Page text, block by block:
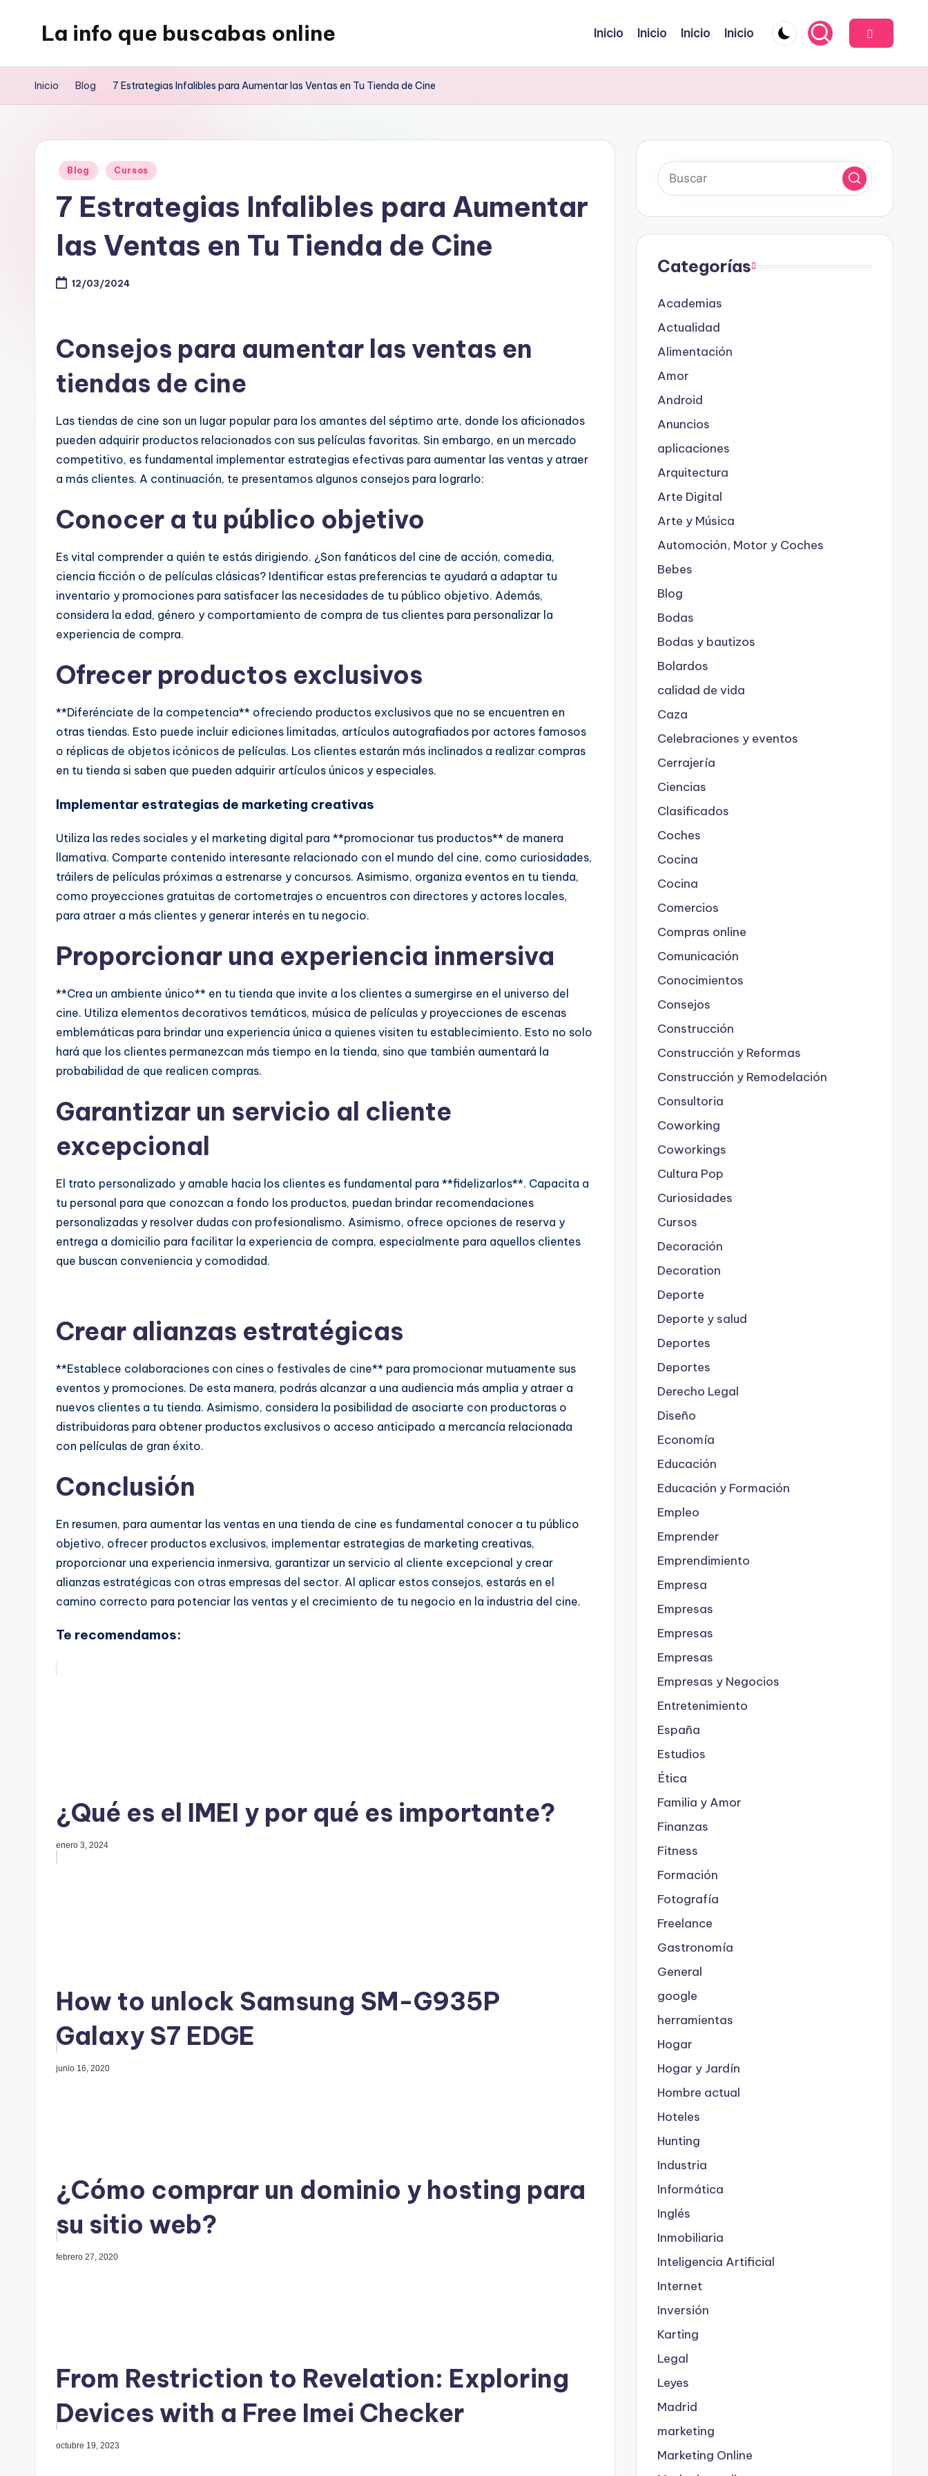
La info que buscabas online
blog
y
entretenerte
leyendo
Inicio Inicio Inicio Inicio
Inicio Blog 7 Estrategias Infalibles para Aumentar las Ventas en Tu Tienda de Cine
Publicado
Blog Cursos
7 Estrategias Infalibles para Aumentar
las Ventas en Tu Tienda de Cine
12/03/2024
Consejos para aumentar las ventas en
tiendas de cine
Las tiendas de cine son un lugar popular para los amantes del séptimo arte, donde los aficionados
pueden adquirir productos relacionados con sus películas favoritas. Sin embargo, en un mercado
competitivo, es fundamental implementar estrategias efectivas para aumentar las ventas y atraer
a más clientes. A continuación, te presentamos algunos consejos para lograrlo:
Conocer a tu público objetivo
Es vital comprender a quién te estás dirigiendo. ¿Son fanáticos del cine de acción, comedia,
ciencia ficción o de películas clásicas? Identificar estas preferencias te ayudará a adaptar tu
inventario y promociones para satisfacer las necesidades de tu público objetivo. Además,
considera la edad, género y comportamiento de compra de tus clientes para personalizar la
experiencia de compra.
Ofrecer productos exclusivos
**Diferénciate de la competencia** ofreciendo productos exclusivos que no se encuentren en
otras tiendas. Esto puede incluir ediciones limitadas, artículos autografiados por actores famosos
o réplicas de objetos icónicos de películas. Los clientes estarán más inclinados a realizar compras
en tu tienda si saben que pueden adquirir artículos únicos y especiales.
Implementar estrategias de marketing creativas
Utiliza las redes sociales y el marketing digital para **promocionar tus productos** de manera
llamativa. Comparte contenido interesante relacionado con el mundo del cine, como curiosidades,
tráilers de películas próximas a estrenarse y concursos. Asimismo, organiza eventos en tu tienda,
como proyecciones gratuitas de cortometrajes o encuentros con directores y actores locales,
para atraer a más clientes y generar interés en tu negocio.
Proporcionar una experiencia inmersiva
**Crea un ambiente único** en tu tienda que invite a los clientes a sumergirse en el universo del
cine. Utiliza elementos decorativos temáticos, música de películas y proyecciones de escenas
emblemáticas para brindar una experiencia única a quienes visiten tu establecimiento. Esto no solo
hará que los clientes permanezcan más tiempo en la tienda, sino que también aumentará la
probabilidad de que realicen compras.
Garantizar un servicio al cliente
excepcional
El trato personalizado y amable hacia los clientes es fundamental para **fidelizarlos**. Capacita a
tu personal para que conozcan a fondo los productos, puedan brindar recomendaciones
personalizadas y resolver dudas con profesionalismo. Asimismo, ofrece opciones de reserva y
entrega a domicilio para facilitar la experiencia de compra, especialmente para aquellos clientes
que buscan conveniencia y comodidad.
Crear alianzas estratégicas
**Establece colaboraciones con cines o festivales de cine** para promocionar mutuamente sus
eventos y promociones. De esta manera, podrás alcanzar a una audiencia más amplia y atraer a
nuevos clientes a tu tienda. Asimismo, considera la posibilidad de asociarte con productoras o
distribuidoras para obtener productos exclusivos o acceso anticipado a mercancía relacionada
con películas de gran éxito.
Conclusión
En resumen, para aumentar las ventas en una tienda de cine es fundamental conocer a tu público
objetivo, ofrecer productos exclusivos, implementar estrategias de marketing creativas,
proporcionar una experiencia inmersiva, garantizar un servicio al cliente excepcional y crear
alianzas estratégicas con otras empresas del sector. Al aplicar estos consejos, estarás en el
camino correcto para potenciar las ventas y el crecimiento de tu negocio en la industria del cine.
Te recomendamos:
¿Qué es el IMEI y por qué es importante?
enero 3, 2024
How to unlock Samsung SM-G935P
Galaxy S7 EDGE
junio 16, 2020
¿Cómo comprar un dominio y hosting para
su sitio web?
febrero 27, 2020
From Restriction to Revelation: Exploring
Devices with a Free Imei Checker
octubre 19, 2023
Categorías
Academias
Actualidad
Alimentación
Amor
Android
Anuncios
aplicaciones
Arquitectura
Arte Digital
Arte y Música
Automoción, Motor y Coches
Bebes
Blog
Bodas
Bodas y bautizos
Bolardos
calidad de vida
Caza
Celebraciones y eventos
Cerrajería
Ciencias
Clasificados
Coches
Cocina
Cocina
Comercios
Compras online
Comunicación
Conocimientos
Consejos
Construcción
Construcción y Reformas
Construcción y Remodelación
Consultoria
Coworking
Coworkings
Cultura Pop
Curiosidades
Cursos
Decoración
Decoration
Deporte
Deporte y salud
Deportes
Deportes
Derecho Legal
Diseño
Economía
Educación
Educación y Formación
Empleo
Emprender
Emprendimiento
Empresa
Empresas
Empresas
Empresas
Empresas y Negocios
Entretenimiento
España
Estudios
Ética
Familia y Amor
Finanzas
Fitness
Formación
Fotografía
Freelance
Gastronomía
General
google
herramientas
Hogar
Hogar y Jardín
Hombre actual
Hoteles
Hunting
Industria
Informática
Inglés
Inmobiliaria
Inteligencia Artificial
Internet
Inversión
Karting
Legal
Leyes
Madrid
marketing
Marketing Online